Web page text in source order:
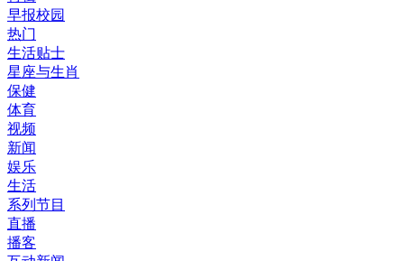
早报校园
热门
生活贴士
星座与生肖
保健
体育
视频
新闻
娱乐
生活
系列节目
直播
播客